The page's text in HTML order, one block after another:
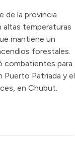
de la provincia
altas temperaturas
mantiene un
forestales.
combatientes para
Puerto Patriada y el
en Chubut.